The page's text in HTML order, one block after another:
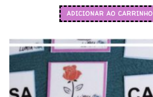
ADICIONAR AO CARRINHO